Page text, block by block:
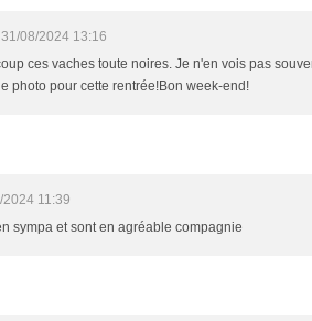
31/08/2024 13:16
ces vaches toute noires. Je n'en vois pas
photo pour cette rentrée!Bon week-end!
11:39
sympa et sont en agréable compagnie